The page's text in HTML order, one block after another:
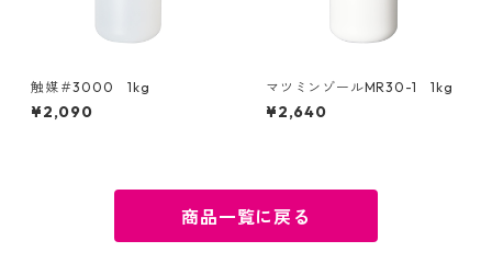
触媒＃3000 1kg
¥2,090
マツミンゾールMR30-1 1kg
¥2,640
商品一覧に戻る